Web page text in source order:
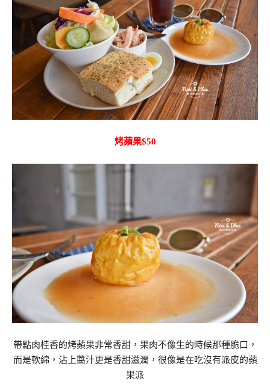
烤蘋果$50
帶點肉桂香的烤蘋果非常香甜，果肉不像生的時候那種脆口，
而是軟綿，沾上醬汁更是香甜滋潤，很像是在吃沒有派皮的蘋
果派